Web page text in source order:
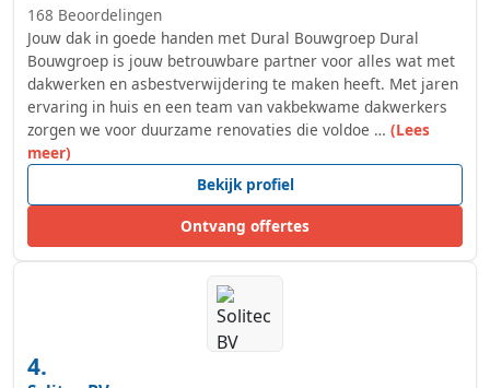
168 Beoordelingen
Jouw dak in goede handen met Dural Bouwgroep Dural
Bouwgroep is jouw betrouwbare partner voor alles wat met
dakwerken en asbestverwijdering te maken heeft. Met jaren
ervaring in huis en een team van vakbekwame dakwerkers
zorgen we voor duurzame renovaties die voldoe … (Lees
meer)
Bekijk profiel
Ontvang offertes
4.